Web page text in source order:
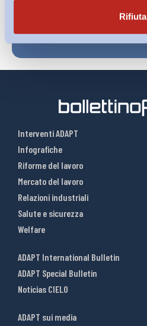
Rifiuta
Interventi ADAPT
Infografiche
Riforme del lavoro
Mercato del lavoro
Relazioni industriali
Salute e sicurezza
Welfare
ADAPT International Bulletin
ADAPT Special Bulletin
Noticias CIELO
ADAPT sui media